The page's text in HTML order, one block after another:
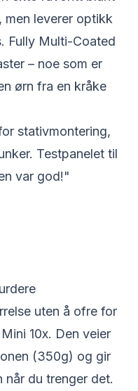
men leverer optikk
Fully Multi-Coated
– noe som er
ørn fra en kråke
stativmontering,
Testpanelet til
var god!"
uten å ofre for
10x. Den veier
(350g) og gir
når du trenger det.